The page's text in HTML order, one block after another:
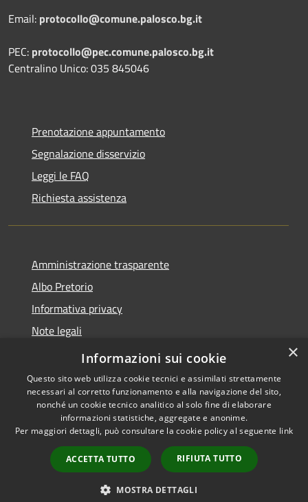
Email: protocollo@comune.palosco.bg.it
PEC: protocollo@pec.comune.palosco.bg.it
Centralino Unico: 035 845046
Prenotazione appuntamento
Segnalazione disservizio
Leggi le FAQ
Richiesta assistenza
Amministrazione trasparente
Albo Pretorio
Informativa privacy
Note legali
Dichiarazione di accessibilità
Accessibilità
Copyright © 2026 • Comune di
Palosco • Powered by
Municipium•
Accesso
redazione
×
Informazioni sui cookie
Questo sito web utilizza cookie tecnici e assimilati strettamente
necessari al corretto funzionamento e alla navigazione del sito,
nonché un cookie tecnico analitico al solo fine di elaborare
informazioni statistiche, aggregate e anonime.
Per maggiori dettagli, può consultare la cookie policy al seguente link
ACCETTA TUTTO RIFIUTA TUTTO
MOSTRA DETTAGLI